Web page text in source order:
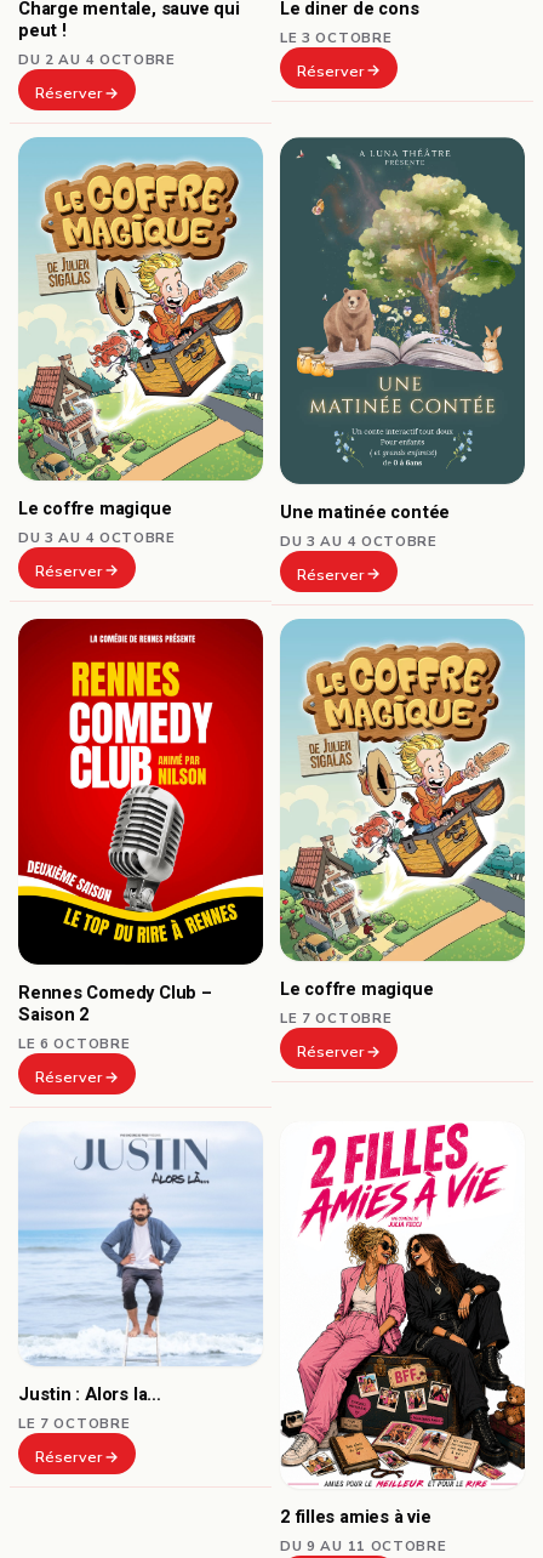
Charge mentale, sauve qui
peut !
DU 2 AU 4 OCTOBRE
Réserver
Le diner de cons
LE 3 OCTOBRE
Réserver
Le coffre magique
DU 3 AU 4 OCTOBRE
Réserver
Une matinée contée
DU 3 AU 4 OCTOBRE
Réserver
Rennes Comedy Club –
Saison 2
LE 6 OCTOBRE
Réserver
Le coffre magique
LE 7 OCTOBRE
Réserver
Justin : Alors la…
LE 7 OCTOBRE
Réserver
2 filles amies à vie
DU 9 AU 11 OCTOBRE